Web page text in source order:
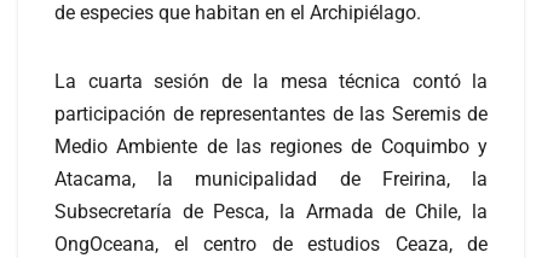
de especies que habitan en el Archipiélago.
La cuarta sesión de la mesa técnica contó la
participación de representantes de las Seremis de
Medio Ambiente de las regiones de Coquimbo y
Atacama, la municipalidad de Freirina, la
Subsecretaría de Pesca, la Armada de Chile, la
OngOceana, el centro de estudios Ceaza, de